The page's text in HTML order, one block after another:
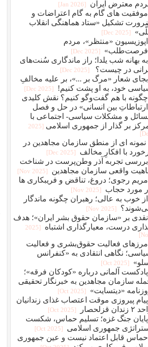
معترض ایران
[2026 Jan]
های گام به گام اعتراضات و
تشکیل «ستاد هماهنگی انقلاب
[2025 Dec]
«منتظر»، مردم
[2025 Dec]
بهانه شب یلدا؛ راز ماندگاری سُنت‌های
در چیست؟
[2025 Dec]
شعار «مرگ بر ...»، بر علیه مخالفِ
خود، به او پشت کنیم!
[2025 Dec]
با هم گفت‌وگو کنیم؟ نقش کلیدی
بین انسانی» در حل و فصل
و مشکلات سیاسی- اجتماعی با
بر گذار از جمهوری اسلامی
[2025
ای از منطق سازمان مجاهدین در
با افکارِ مخالف
[2025 Dec]
تجربه آذر وطن‌پرست در شناخت
واقعی سازمان مجاهدین
[2025 Nov]
رجوی؛ دروغ، تناقض و فریبکاری ها
مورد حجاب
[2025 Nov]
خوب به عالی؛ رهبران چگونه ماندگار
[2025 Nov]
بر «سازمان حقوق بشر ایران»؛ هدف
درست، معیارگذاری اشتباه
[2025
فعالیت حقوق‌بشری و فعالیت
نگاهی انتقادی به «کنفرانس
[2025 Oct]
آلمانی درباره «کودکان فرقه»؛
سازمان مجاهدین به خبرنگار تحقیقی
«دیتسایت»
[2025 Oct]
پیروزی موقت اعتصاب غذای زندانیان
قزلحصار
[2025 Oct]
جنگ غزه؛ تسلیم حماس، شکست
جمهوری اسلامی
[2025 Oct]
قابل اعتماد نیست و عین جمهوری